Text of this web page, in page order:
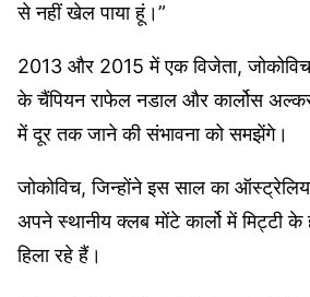
से नहीं खेल पाया हूं।”
2013 और 2015 में एक विजेता,
के चैंपियन राफेल नडाल और कार्लोस
में दूर तक जाने की संभावना को समझेंगे।
जोकोविच, जिन्होंने इस साल का
अपने स्थानीय क्लब मोंटे कार्लो में मिट्टी
हिला रहे हैं।